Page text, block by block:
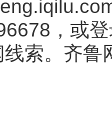
，或
线索。齐鲁